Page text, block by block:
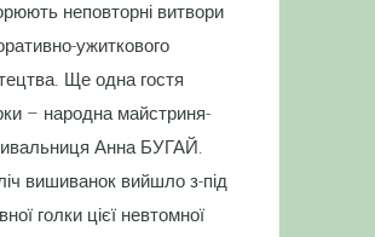
неповторні витвори
ужиткового
Ще одна гостя
– народна майстриня-
Анна БУГАЙ.
вишиванок вийшло з-під
голки цієї невтомної